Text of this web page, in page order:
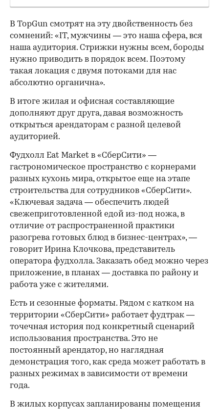
В TopGun смотрят на эту двойственность без
сомнений: «IT, мужчины — это наша сфера, вся
наша аудитория. Стрижки нужны всем, бороды
нужно приводить в порядок всем. Поэтому
такая локация с двумя потоками для нас
абсолютно органична».
В итоге жилая и офисная составляющие
дополняют друг друга, давая возможность
открыться арендаторам с разной целевой
аудиторией.
Фудхолл Eat Market в «СберСити» —
гастрономическое пространство с корнерами
разных кухонь мира, открытое еще на этапе
строительства для сотрудников «СберСити».
«Ключевая задача — обеспечить людей
свежеприготовленной едой из-под ножа, в
отличие от распространенной практики
разогрева готовых блюд в бизнес-центрах», —
говорит Ирина Клочкова, представитель
оператора фудхолла. Заказать обед можно через
приложение, в планах — доставка по району и
работа уже с жителями.
Есть и сезонные форматы. Рядом с катком на
территории «СберСити» работает фудтрак —
точечная история под конкретный сценарий
использования пространства. Это не
постоянный арендатор, но наглядная
демонстрация того, как среда может работать в
разных режимах в зависимости от времени
года.
В жилых корпусах запланированы помещения